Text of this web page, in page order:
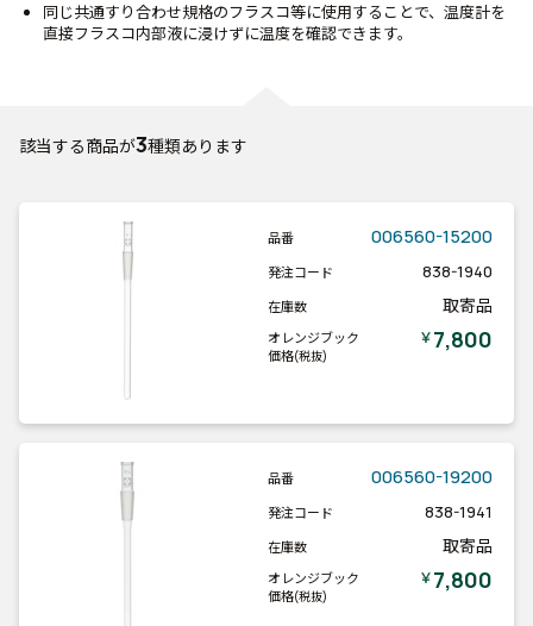
同じ共通すり合わせ規格のフラスコ等に使用することで、温度計を
直接フラスコ内部液に浸けずに温度を確認できます。
該当する商品が3種類あります
品番 006560-15200
発注コード 838-1940
在庫数 取寄品
オレンジブック
価格(税抜)
￥7,800
品番 006560-19200
発注コード 838-1941
在庫数 取寄品
オレンジブック
価格(税抜)
￥7,800